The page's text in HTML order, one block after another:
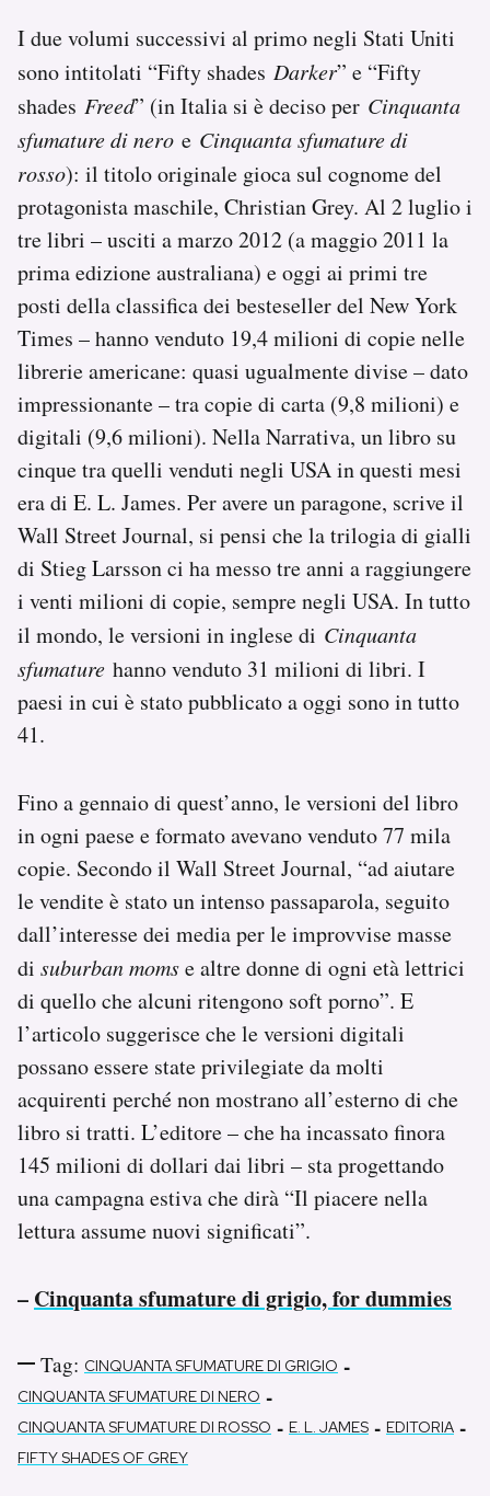
Notifiche mobile
Regala il Post
Hai bisogno di aiuto?
I due volumi successivi al primo negli Stati Uniti
sono intitolati “Fifty shades Darker” e “Fifty
shades Freed” (in Italia si è deciso per Cinquanta
sfumature di nero e Cinquanta sfumature di
rosso): il titolo originale gioca sul cognome del
protagonista maschile, Christian Grey. Al 2 luglio i
tre libri – usciti a marzo 2012 (a maggio 2011 la
prima edizione australiana) e oggi ai primi tre
posti della classifica dei besteseller del New York
Times – hanno venduto 19,4 milioni di copie nelle
librerie americane: quasi ugualmente divise – dato
impressionante – tra copie di carta (9,8 milioni) e
digitali (9,6 milioni). Nella Narrativa, un libro su
cinque tra quelli venduti negli USA in questi mesi
era di E. L. James. Per avere un paragone, scrive il
Wall Street Journal, si pensi che la trilogia di gialli
di Stieg Larsson ci ha messo tre anni a raggiungere
i venti milioni di copie, sempre negli USA. In tutto
il mondo, le versioni in inglese di Cinquanta
sfumature hanno venduto 31 milioni di libri. I
paesi in cui è stato pubblicato a oggi sono in tutto
41.
Fino a gennaio di quest’anno, le versioni del libro
in ogni paese e formato avevano venduto 77 mila
copie. Secondo il Wall Street Journal, “ad aiutare
le vendite è stato un intenso passaparola, seguito
dall’interesse dei media per le improvvise masse
di suburban momse altre donne di ogni età lettrici
di quello che alcuni ritengono soft porno”. E
l’articolo suggerisce che le versioni digitali
possano essere state privilegiate da molti
acquirenti perché non mostrano all’esterno di che
libro si tratti. L’editore – che ha incassato finora
145 milioni di dollari dai libri – sta progettando
una campagna estiva che dirà “Il piacere nella
lettura assume nuovi significati”.
– Cinquanta sfumature di grigio, for dummies
Tag: CINQUANTA SFUMATURE DI GRIGIO -
CINQUANTA SFUMATURE DI NERO -
CINQUANTA SFUMATURE DI ROSSO - E. L. JAMES - EDITORIA -
FIFTY SHADES OF GREY